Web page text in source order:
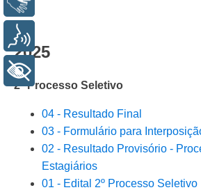
2025
2° Processo Seletivo
04 - Resultado Final
03 - Formulário para
02 - Resultado Provisório -
Estagiários
01 - Edital 2º Processo Seletivo